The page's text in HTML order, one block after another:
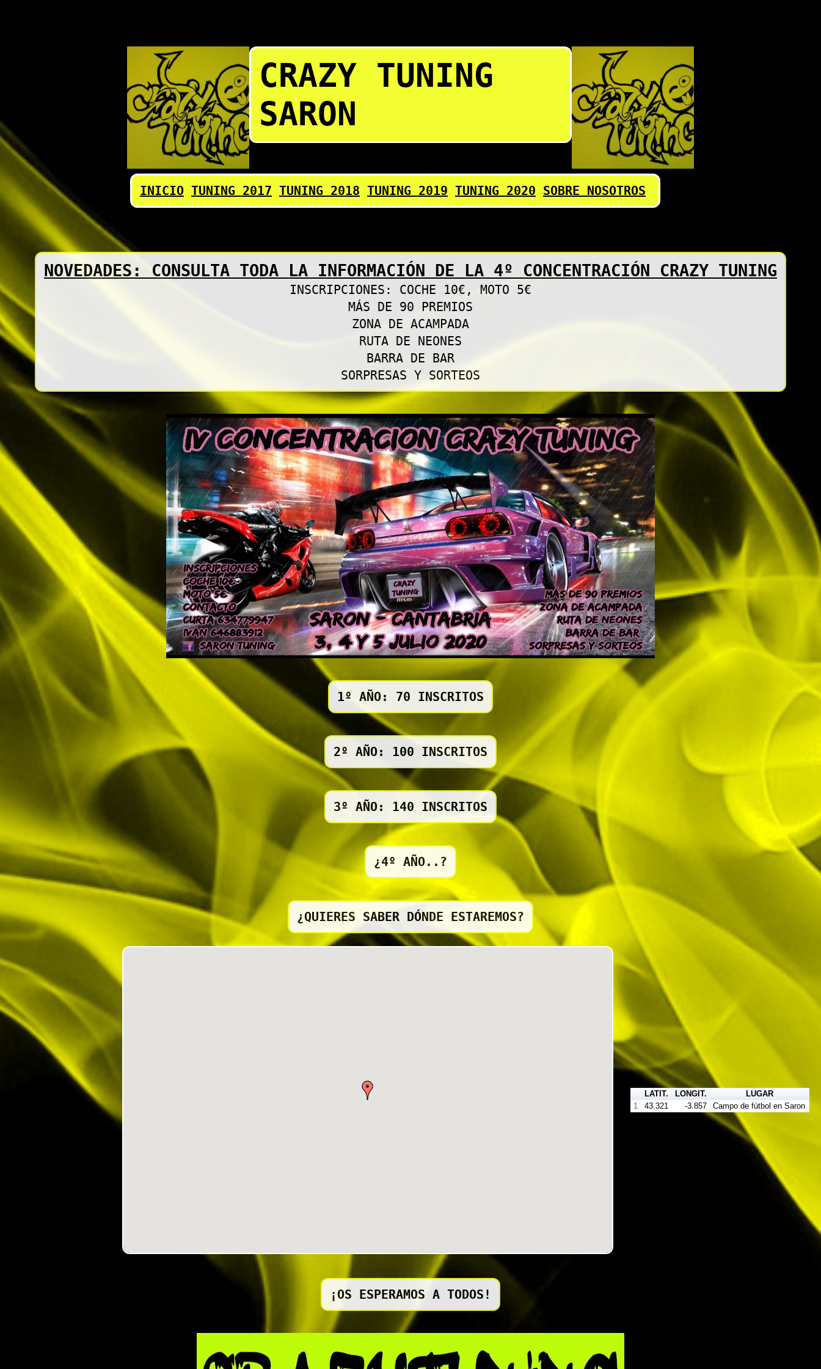
CRAZY TUNING
SARON
INICIO TUNING 2017 TUNING 2018 TUNING 2019 TUNING 2020 SOBRE NOSOTROS
NOVEDADES: CONSULTA TODA LA INFORMACIÓN DE LA 4º CONCENTRACIÓN CRAZY TUNING
INSCRIPCIONES: COCHE 10€, MOTO 5€
MÁS DE 90 PREMIOS
ZONA DE ACAMPADA
RUTA DE NEONES
BARRA DE BAR
SORPRESAS Y SORTEOS
1º AÑO: 70 INSCRITOS
2º AÑO: 100 INSCRITOS
3º AÑO: 140 INSCRITOS
¿4º AÑO..?
¿QUIERES SABER DÓNDE ESTAREMOS?
LATIT. LONGIT.
LUGAR
1
43.321 -3.857 Campo de fútbol en Saron
¡OS ESPERAMOS A TODOS!